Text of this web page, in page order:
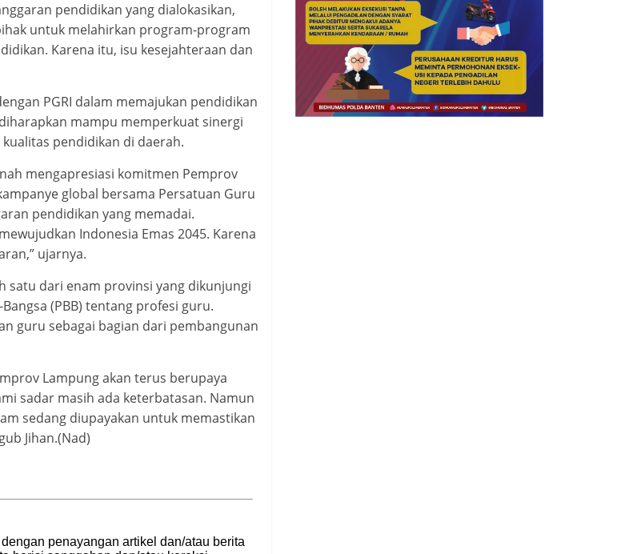
pendidikan yang dialokasikan,
untuk melahirkan program-program
Karena itu, isu kesejahteraan dan
PGRI dalam memajukan pendidikan
mampu memperkuat sinergi
pendidikan di daerah.
mengapresiasi komitmen Pemprov
global bersama Persatuan Guru
pendidikan yang memadai.
Indonesia Emas 2045. Karena
ujarnya.
satu dari enam provinsi yang dikunjungi
(PBB) tentang profesi guru.
guru sebagai bagian dari pembangunan
Lampung akan terus berupaya
sadar masih ada keterbatasan. Namun
sedang diupayakan untuk memastikan
Jihan.(Nad)